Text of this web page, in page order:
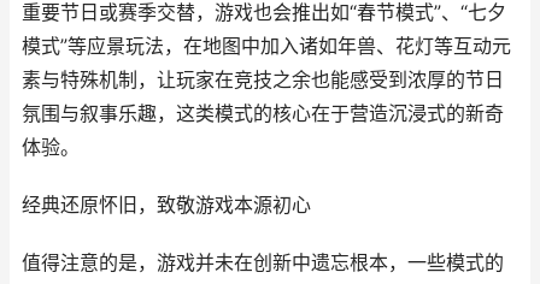
重要节日或赛季交替，游戏也会推出如“春节模式”、“七夕
模式”等应景玩法，在地图中加入诸如年兽、花灯等互动元
素与特殊机制，让玩家在竞技之余也能感受到浓厚的节日
氛围与叙事乐趣，这类模式的核心在于营造沉浸式的新奇
体验。
经典还原怀旧，致敬游戏本源初心
值得注意的是，游戏并未在创新中遗忘根本，一些模式的